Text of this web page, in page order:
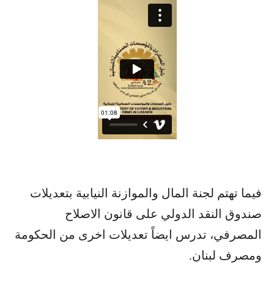
فيما تهتم لجنة المال والموازنة النيابية بتعديلات
صندوق النقد الدولي على قانون الاصلاح
المصرفي، تدرس ايضاً تعديلات اخرى من الحكومة
ومصرف لبنان.